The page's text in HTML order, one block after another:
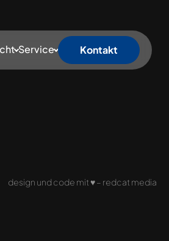
Service Kontakt
design und code mit♥– redcat media